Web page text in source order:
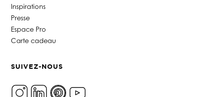
Inspirations
Presse
Espace Pro
Carte cadeau
SUIVEZ-NOUS